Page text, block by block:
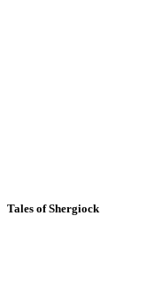
Tales of Shergiock